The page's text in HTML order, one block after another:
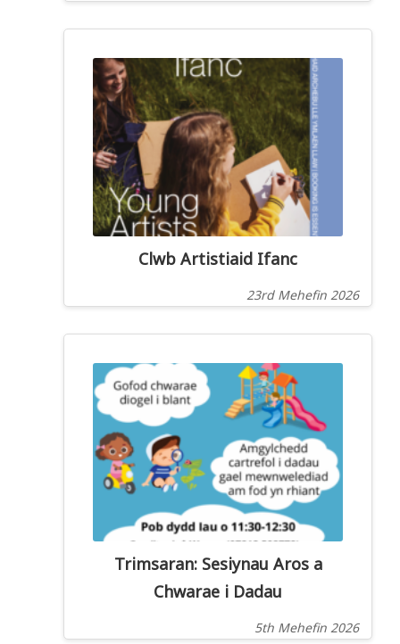
Clwb Artistiaid Ifanc
23rd Mehefin 2026
Trimsaran: Sesiynau Aros a
Chwarae i Dadau
5th Mehefin 2026